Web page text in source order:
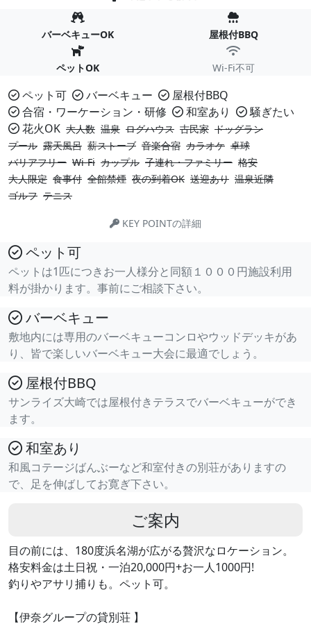
バーベキューOK 屋根付BBQ
ペットOK Wi-Fi不可
ペット可 バーベキュー
屋根付BBQ
合宿・ワーケーション・研修
和室あり
騒ぎたい
花火OK 大人数 温泉 ログハウス 古民家 ドッグラン
プール 露天風呂 薪ストーブ 音楽合宿 カラオケ 卓球
バリアフリー Wi-Fi カップル 子連れ・ファミリー 格安
大人限定 食事付 全館禁煙 夜の到着OK 送迎あり 温泉近隣
ゴルフ テニス
KEY POINTの詳細
ペット可
ペットは1匹につきお一人様分と同額１０００円施設利用
料が掛かります。事前にご相談下さい。
バーベキュー
敷地内には専用のバーベキューコンロやウッドデッキがあ
り、皆で楽しいバーベキュー大会に最適でしょう。
屋根付BBQ
サンライズ大崎では屋根付きテラスでバーベキューができ
ます。
和室あり
和風コテージばんぶーなど和室付きの別荘がありますの
で、足を伸ばしてお寛ぎ下さい。
ご案内
目の前には、180度浜名湖が広がる贅沢なロケーション。
格安料金は土日祝・一泊20,000円+お一人1000円!
釣りやアサリ捕りも。ペット可。
【伊奈グループの貸別荘 】